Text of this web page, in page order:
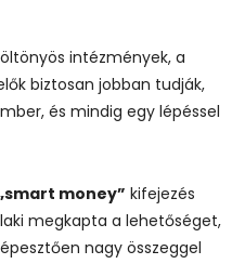
intézmények, a
biztosan jobban tudják,
és mindig egy lépéssel
money” kifejezés
megkapta a lehetőséget,
nagy összeggel